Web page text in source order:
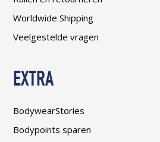
Worldwide Shipping
Veelgestelde vragen
EXTRA
BodywearStories
Bodypoints sparen